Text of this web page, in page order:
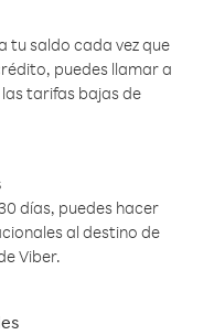
tu saldo cada vez que
puedes llamar a
tarifas bajas de
días, puedes hacer
al destino de
Viber.